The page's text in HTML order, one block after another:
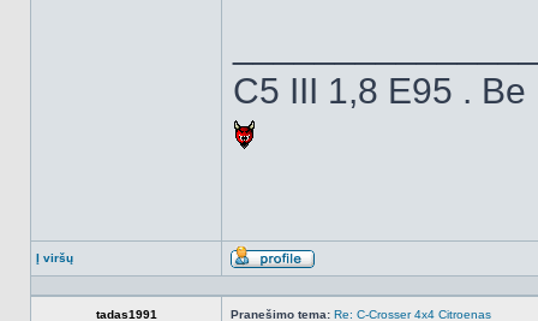
C5 III 1,8 E95 .
Į viršų
Aprašymas
tadas1991 Pranešimo tema: Re: C-Crosser 4x4 Citroenas